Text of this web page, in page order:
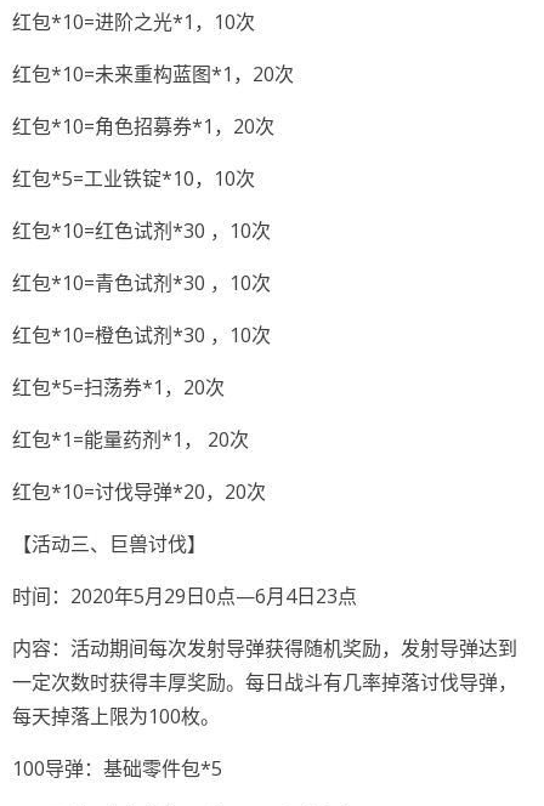
红包*10=进阶之光*1，10次
红包*10=未来重构蓝图*1，20次
红包*10=角色招募券*1，20次
红包*5=工业铁锭*10，10次
红包*10=红色试剂*30 ，10次
红包*10=青色试剂*30 ，10次
红包*10=橙色试剂*30 ，10次
红包*5=扫荡券*1，20次
红包*1=能量药剂*1， 20次
红包*10=讨伐导弹*20，20次
【活动三、巨兽讨伐】
时间：2020年5月29日0点—6月4日23点
内容：活动期间每次发射导弹获得随机奖励，发射导弹达到
一定次数时获得丰厚奖励。每日战斗有几率掉落讨伐导弹，
每天掉落上限为100枚。
100导弹：基础零件包*5